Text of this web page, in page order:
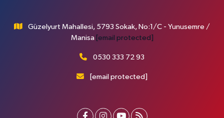
Güzelyurt Mahallesi, 5793 Sokak, No:1/C - Yunusemre /
Manisa [email protected]
0530 333 72 93
[email protected]